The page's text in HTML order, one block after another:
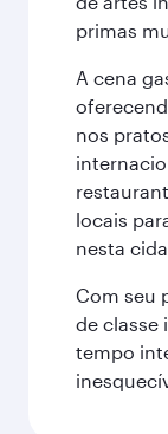
primas
A cena
nos
locais
nesta
Com seu
de classe
tempo